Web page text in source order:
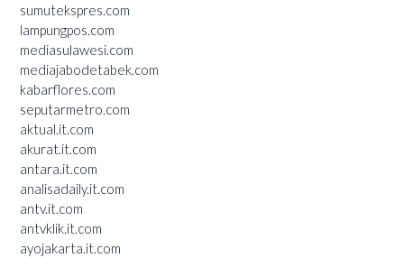
sumutekspres.com
lampungpos.com
mediasulawesi.com
mediajabodetabek.com
kabarflores.com
seputarmetro.com
aktual.it.com
akurat.it.com
antara.it.com
analisadaily.it.com
antv.it.com
antvklik.it.com
ayojakarta.it.com